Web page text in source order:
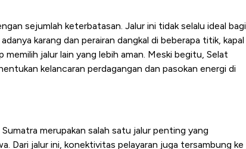
sejumlah keterbatasan. Jalur ini tidak selalu ideal bagi
karang dan perairan dangkal di beberapa titik, kapal
jalur lain yang lebih aman. Meski begitu, Selat
kelancaran perdagangan dan pasokan energi di
merupakan salah satu jalur penting yang
Dari jalur ini, konektivitas pelayaran juga tersambung ke